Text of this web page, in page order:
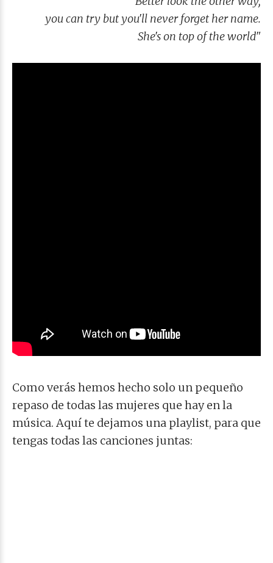
you can try but you'll never forget her name.
She's on top of the world"
Como verás hemos hecho solo un pequeño
repaso de todas las mujeres que hay en la
música. Aquí te dejamos una playlist, para que
tengas todas las canciones juntas: